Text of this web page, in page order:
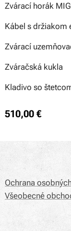
Zvárací horák
Kábel s držiakom
Zvárací
Zváračská kukla
Kladivo so
510,00 €
Ochrana
Všeobecné